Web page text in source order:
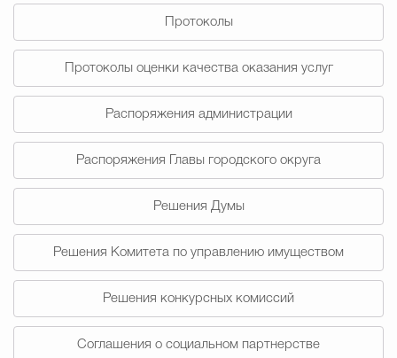
Гостям Городского
Общественная
Градостроительство и
Государственные организации
Протоколы
Протоколы оценки качества оказания услуг
Распоряжения администрации
Распоряжения Главы городского округа
Решения Думы
Решения Комитета по управлению имуществом
Решения конкурсных комиссий
Соглашения о социальном партнерстве